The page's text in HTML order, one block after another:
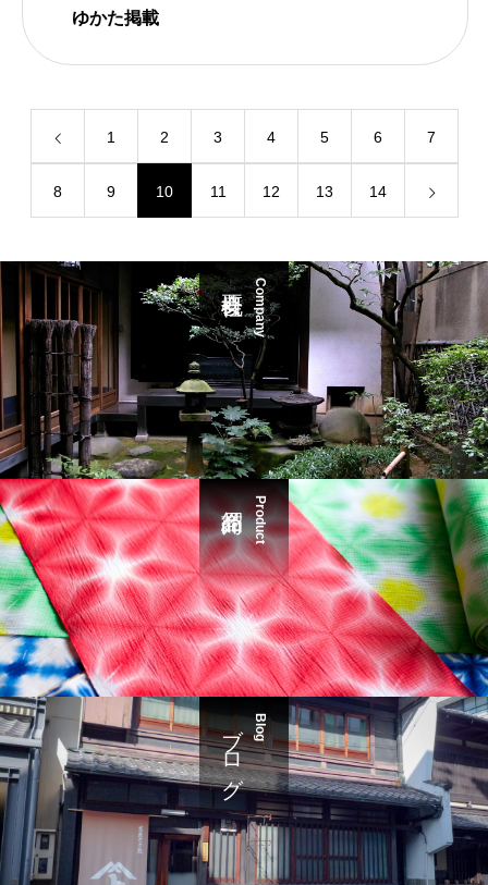
ゆかた掲載
1 2 3 4 5 6 7
8 9 10 11 12 13 14
Company
Product
Blog
ブログ